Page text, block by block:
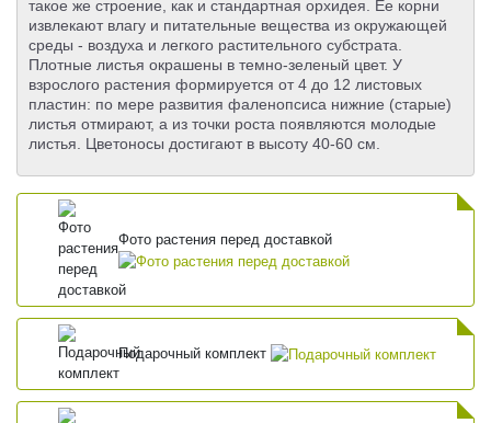
такое же строение, как и стандартная орхидея. Ее корни
извлекают влагу и питательные вещества из окружающей
среды - воздуха и легкого растительного субстрата.
Плотные листья окрашены в темно-зеленый цвет. У
взрослого растения формируется от 4 до 12 листовых
пластин: по мере развития фаленопсиса нижние (старые)
листья отмирают, а из точки роста появляются молодые
листья. Цветоносы достигают в высоту 40-60 см.
Фото растения перед доставкой
Подарочный комплект